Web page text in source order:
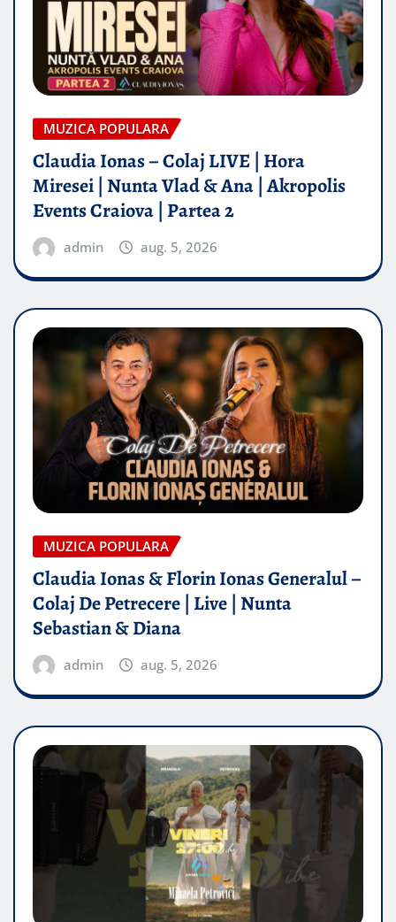
MUZICA POPULARA
Claudia Ionas – Colaj LIVE | Hora
Miresei | Nunta Vlad & Ana | Akropolis
Events Craiova | Partea 2
admin aug. 5, 2026
MUZICA POPULARA
Claudia Ionas & Florin Ionas Generalul –
Colaj De Petrecere | Live | Nunta
Sebastian & Diana
admin aug. 5, 2026